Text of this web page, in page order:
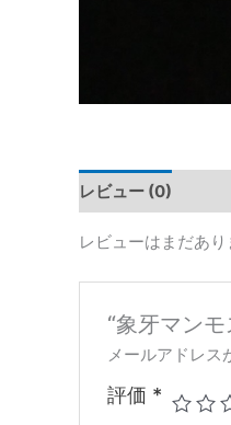
レビュー (0)
レビューはまだあり
“象牙マン
メールアドレス
評価 *